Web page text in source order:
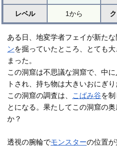
レベル 1から
ある日、地変学者フェイが新た
ンを掘っていたところ、とても
まった。
この洞窟は不思議な洞窟で、中
トされ、持ち物は大きいおにぎり
この洞窟の調査は、
こばみ谷を
とになる。果たしてこの洞窟の
か？
透視の腕輪でモンスターの位置